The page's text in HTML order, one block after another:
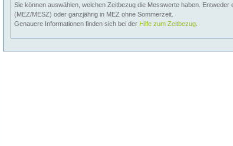
Sie können auswählen, welchen Zeitbezug die Messwerte haben. Entweder
(MEZ/MESZ) oder ganzjährig in MEZ ohne Sommerzeit.
Genauere Informationen finden sich bei der Hilfe zum Zeitbezug